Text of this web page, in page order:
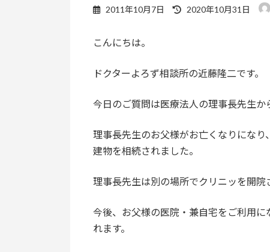
2011年10月7日
最
時
:
2020年10月31日
こんにちは。
ドクターよろず相談所の近藤隆二です。
今日のご質問は医療法人の理事長先生か
理事長先生のお父様がお亡くなりにな
建物を相続されました。
理事長先生は別の場所でクリニッを開院
今後、お父様の医院・兼自宅をご利用
れます。